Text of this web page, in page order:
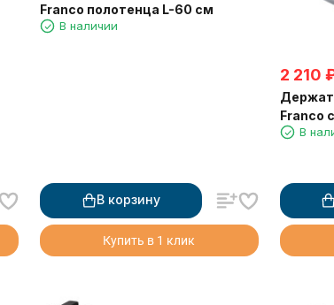
Franco полотенца L-60 см
В наличии
В корзину
Купить в 1 клик
2 210
Franco
В